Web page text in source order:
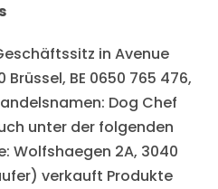
in Avenue
Brüssel, BE 0650 765 476,
Dog Chef
unter der folgenden
Wolfshaegen 2A, 3040
verkauft Produkte